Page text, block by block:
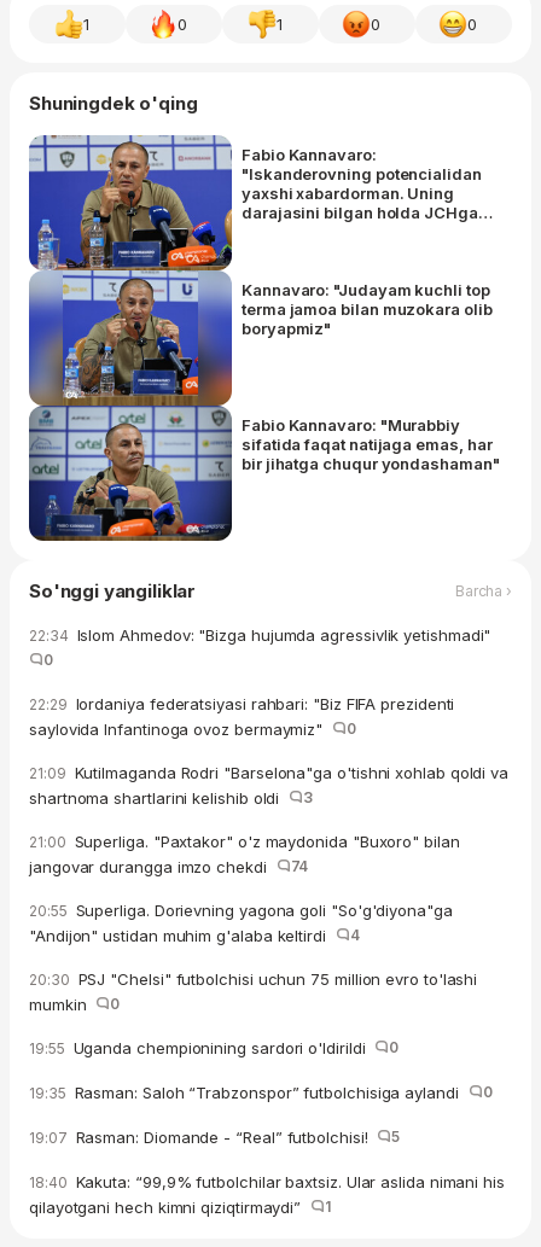
1 0 1 0 0
Shuningdek o'qing
Fabio Kannavaro:
"Iskanderovning potencialidan
yaxshi xabardorman. Uning
darajasini bilgan holda JCHga
Kannavaro: "Judayam kuchli top
terma jamoa bilan muzokara olib
boryapmiz"
Fabio Kannavaro: "Murabbiy
sifatida faqat natijaga emas, har
bir jihatga chuqur yondashaman"
So'nggi yangiliklar Barcha ›
22:34 Islom Ahmedov: "Bizga hujumda agressivlik yetishmadi"
0
22:29 Iordaniya federatsiyasi rahbari: "Biz FIFA prezidenti
saylovida Infantinoga ovoz bermaymiz"
0
21:09 Kutilmaganda Rodri "Barselona"ga o'tishni xohlab qoldi va
shartnoma shartlarini kelishib oldi
3
21:00 Superliga. "Paxtakor" o'z maydonida "Buxoro" bilan
jangovar durangga imzo chekdi
74
20:55 Superliga. Dorievning yagona goli "So'g'diyona"ga
"Andijon" ustidan muhim g'alaba keltirdi
4
20:30 PSJ "Chelsi" futbolchisi uchun 75 million evro to'lashi
mumkin
0
19:55 Uganda chempionining sardori o'ldirildi 0
19:35 Rasman: Saloh “Trabzonspor” futbolchisiga aylandi 0
19:07 Rasman: Diomande - “Real” futbolchisi! 5
18:40 Kakuta: “99,9% futbolchilar baxtsiz. Ular aslida nimani his
qilayotgani hech kimni qiziqtirmaydi”
1